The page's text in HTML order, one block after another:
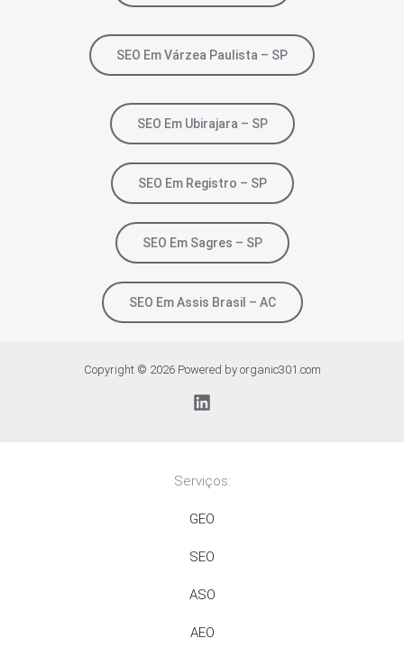
SEO Em Várzea Paulista – SP
SEO Em Ubirajara – SP
SEO Em Registro – SP
SEO Em Sagres – SP
SEO Em Assis Brasil – AC
Copyright © 2026 Powered by organic301.com
Serviços:
GEO
SEO
ASO
AEO